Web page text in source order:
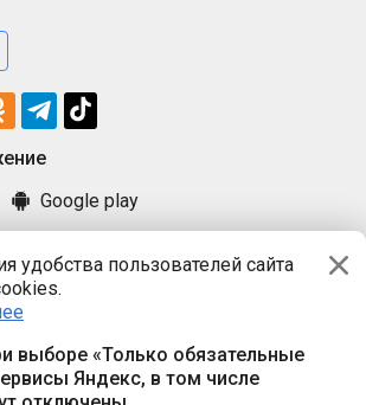
удобства пользователей сайта
выборе «Только обязательные
Яндекс, в том числе
Google play
предложений
ООО «ПРАЦА БАЙ»
220114, г. Минск, пр-т Независимости